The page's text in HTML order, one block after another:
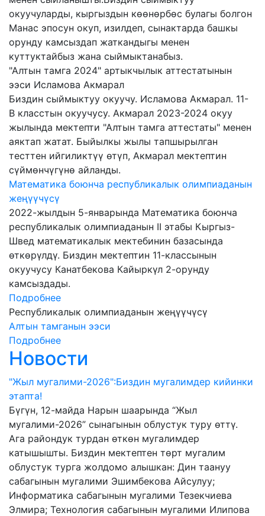
окуучуларды, кыргыздын көөнөрбөс булагы болгон
Манас эпосун окуп, изилдеп, сынактарда башкы
орунду камсыздап жаткандыгы менен
куттуктайбыз жана сыймыктанабыз.
"Алтын тамга 2024" артыкчылык аттестатынын
ээси Исламова Акмарал
Биздин сыймыктуу окуучу. Исламова Акмарал. 11-
В класстын окуучусу. Акмарал 2023-2024 окуу
жылында мектепти "Алтын тамга аттестаты" менен
аяктап жатат. Быйылкы жылы тапшырылган
тесттен ийгиликтүү өтүп, Акмарал мектептин
сүймөнчүгүнө айланды.
Математика боюнча республикалык олимпиаданын
жеңүүчүcү
2022-жылдын 5-январында Математика боюнча
республикалык олимпиаданын II этабы Кыргыз-
Швед математикалык мектебинин базасында
өткөрүлдү. Биздин мектептин 11-классынын
окуучусу Канатбекова Кайыркүл 2-орунду
камсыздады.
Подробнее
Республикалык олимпиаданын жеңүүчүсү
Алтын тамганын ээси
Подробнее
Новости
"Жыл мугалими-2026":Биздин мугалимдер кийинки
этапта!
Бүгүн, 12-майда Нарын шаарында “Жыл
мугалими-2026” сынагынын облустук туру өттү.
Ага райондук турдан өткөн мугалимдер
катышышты. Биздин мектептен төрт мугалим
облустук турга жолдомо алышкан: Дин таануу
сабагынын мугалими Эшимбекова Айсулуу;
Информатика сабагынын мугалими Тезекчиева
Элмира; Технология сабагынын мугалими Илипова